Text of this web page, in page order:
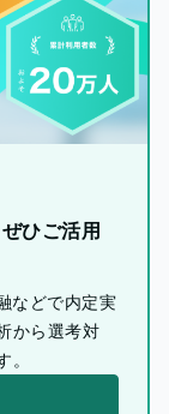
ひご活用
などで内定実
から選考対